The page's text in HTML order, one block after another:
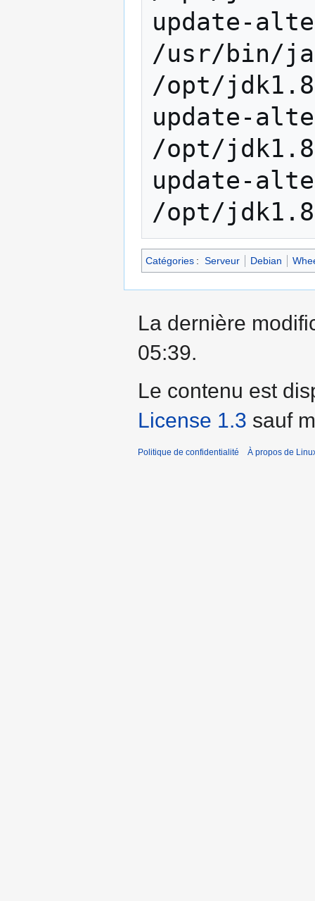
update-
/usr/bin/
/opt/
update-
/opt/
update-
Catégories : Serveur Debian
La dernière
05:39.
Le contenu est
License 1.3 sauf
Politique de confidentialité À propos de